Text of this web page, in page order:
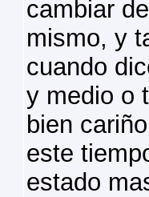
cambiar
mismo, y
cuando
y medio o
bien
este
estado